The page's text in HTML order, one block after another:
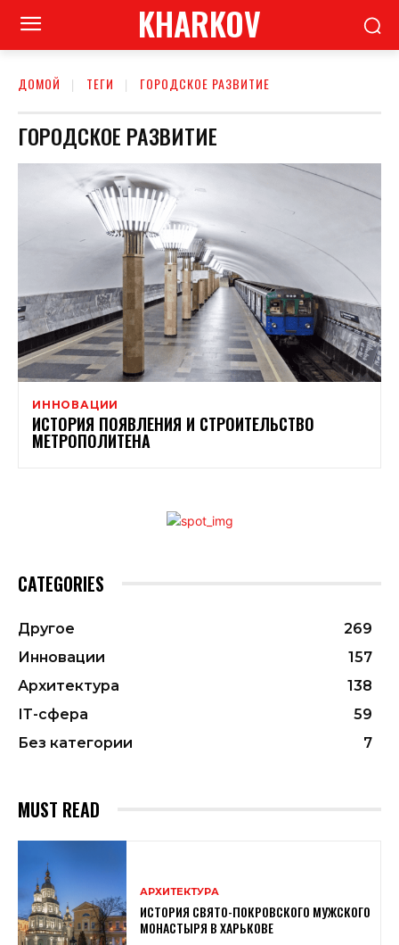
KHARKOV
ДОМОЙ ТЕГИ ГОРОДСКОЕ РАЗВИТИЕ
ГОРОДСКОЕ РАЗВИТИЕ
ИННОВАЦИИ
ИСТОРИЯ ПОЯВЛЕНИЯ И СТРОИТЕЛЬСТВО
МЕТРОПОЛИТЕНА
CATEGORIES
Другое
269
Инновации
157
Архитектура
138
ІТ-сфера
59
Без категории
7
MUST READ
АРХИТЕКТУРА
ИСТОРИЯ СВЯТО-ПОКРОВСКОГО МУЖСКОГО
МОНАСТЫРЯ В ХАРЬКОВЕ